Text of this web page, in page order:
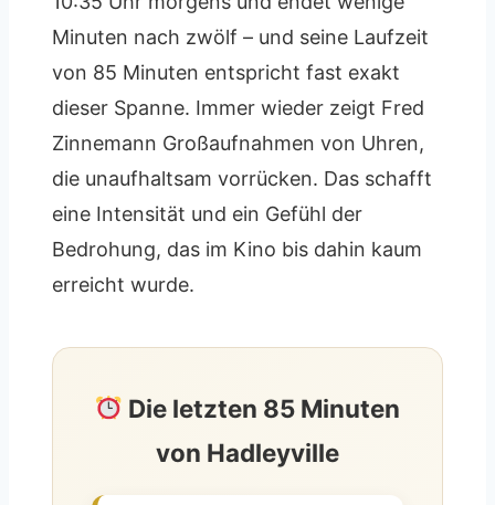
Minuten nach zwölf – und seine Laufzeit
von 85 Minuten entspricht fast exakt
dieser Spanne. Immer wieder zeigt Fred
Zinnemann Großaufnahmen von Uhren,
die unaufhaltsam vorrücken. Das schafft
eine Intensität und ein Gefühl der
Bedrohung, das im Kino bis dahin kaum
erreicht wurde.
Die letzten 85 Minuten
von Hadleyville